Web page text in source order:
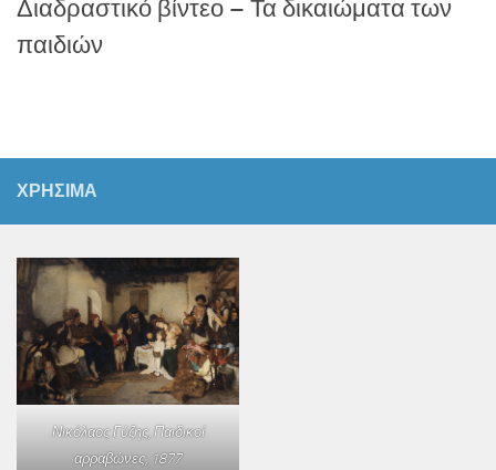
Διαδραστικό βίντεο – Τα δικαιώματα των
παιδιών
ΧΡΗΣΙΜΑ
Νικόλαος Γύζης,Παιδικοί
αρραβώνες, 1877